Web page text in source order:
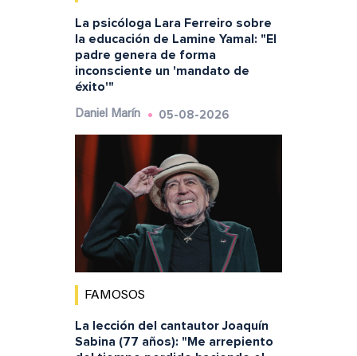
La psicóloga Lara Ferreiro sobre
la educación de Lamine Yamal: "El
padre genera de forma
inconsciente un 'mandato de
éxito'"
Daniel Marín 05-08-2026
FAMOSOS
La lección del cantautor Joaquín
Sabina (77 años): "Me arrepiento